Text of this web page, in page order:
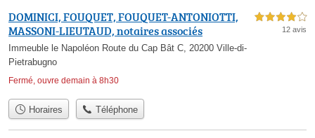
DOMINICI, FOUQUET, FOUQUET-ANTONIOTTI,
MASSONI-LIEUTAUD, notaires associés
Immeuble le Napoléon Route du Cap Bât C, 20200 Ville-di-
Pietrabugno
Fermé, ouvre demain à 8h30
4,0 étoiles sur 5
12 avis
Horaires Téléphone